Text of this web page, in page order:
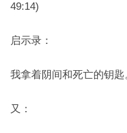
49:14)
启示录：
我拿着阴间和死亡的钥
又：